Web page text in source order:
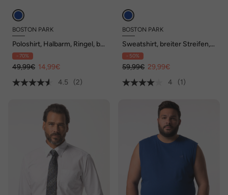
BOSTON PARK
Poloshirt, Halbarm, Ringel, bis
84/86
- 70%
49,99€ 14,99€
4.5
(2)
BOSTON PARK
Sweatshirt, breiter Streifen,
Stehkragen, bis 84/86
- 50%
59,99€ 29,99€
4
(1)